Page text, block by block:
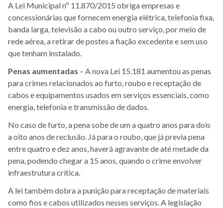
A Lei Municipal nº 11.870/2015 obriga empresas e
concessionárias que fornecem energia elétrica, telefonia fixa,
banda larga, televisão a cabo ou outro serviço, por meio de
rede aérea, a retirar de postes a fiação excedente e sem uso
que tenham instalado.
Penas aumentadas – A nova Lei 15.181 aumentou as penas
para crimes relacionados ao furto, roubo e receptação de
cabos e equipamentos usados em serviços essenciais, como
energia, telefonia e transmissão de dados.
No caso de furto, a pena sobe de um a quatro anos para dois
a oito anos de reclusão. Já para o roubo, que já previa pena
entre quatro e dez anos, haverá agravante de até metade da
pena, podendo chegar a 15 anos, quando o crime envolver
infraestrutura crítica.
A lei também dobra a punição para receptação de materiais
como fios e cabos utilizados nesses serviços. A legislação